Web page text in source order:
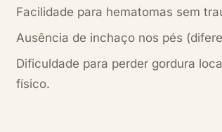
Facilidade para hematomas sem
Ausência de inchaço nos pés
Dificuldade para perder gordura
físico.